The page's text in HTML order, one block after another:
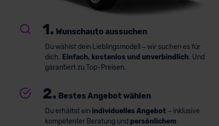
1. Wunschauto aussuchen
Du wählst dein Lieblingsmodell – wir suchen es für
dich. Einfach, kostenlos und unverbindlich. Und
garantiert zu Top-Preisen.
2. Bestes Angebot wählen
Du erhältst ein individuelles Angebot – inklusive
kompetenter Beratung und persönlichem